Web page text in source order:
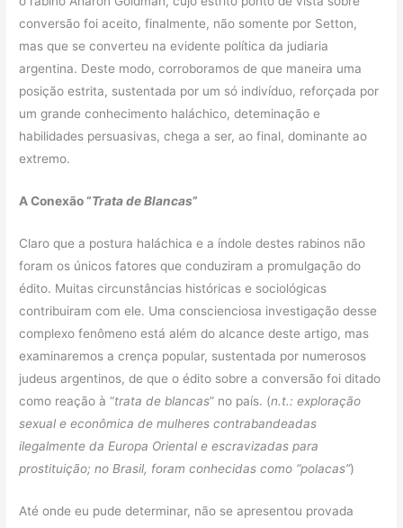
conversão foi aceito, finalmente, não somente por Setton,
mas que se converteu na evidente política da judiaria
argentina. Deste modo, corroboramos de que maneira uma
posição estrita, sustentada por um só indivíduo, reforçada por
um grande conhecimento haláchico, deteminação e
habilidades persuasivas, chega a ser, ao final, dominante ao
extremo.
A Conexão “Trata de Blancas”
Claro que a postura haláchica e a índole destes rabinos não
foram os únicos fatores que conduziram a promulgação do
édito. Muitas circunstâncias históricas e sociológicas
contribuiram com ele. Uma conscienciosa investigação desse
complexo fenômeno está além do alcance deste artigo, mas
examinaremos a crença popular, sustentada por numerosos
judeus argentinos, de que o édito sobre a conversão foi ditado
como reação à “trata de blancas” no país. (n.t.: exploração
sexual e econômica de mulheres contrabandeadas
ilegalmente da Europa Oriental e escravizadas para
prostituição; no Brasil, foram conhecidas como “polacas”)
Até onde eu pude determinar, não se apresentou provada